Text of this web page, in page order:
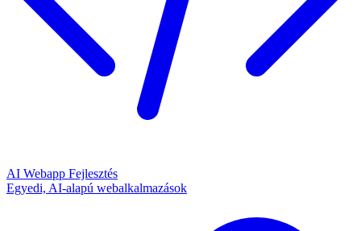
AI Webapp Fejlesztés
Egyedi, AI-alapú webalkalmazások